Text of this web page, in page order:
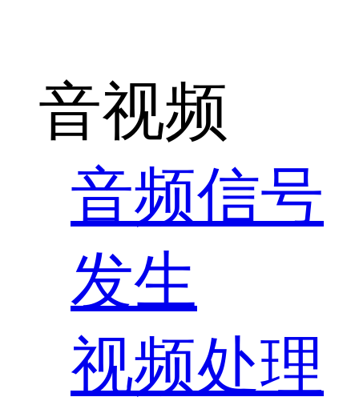
音视频
音频信号
发生
视频处理